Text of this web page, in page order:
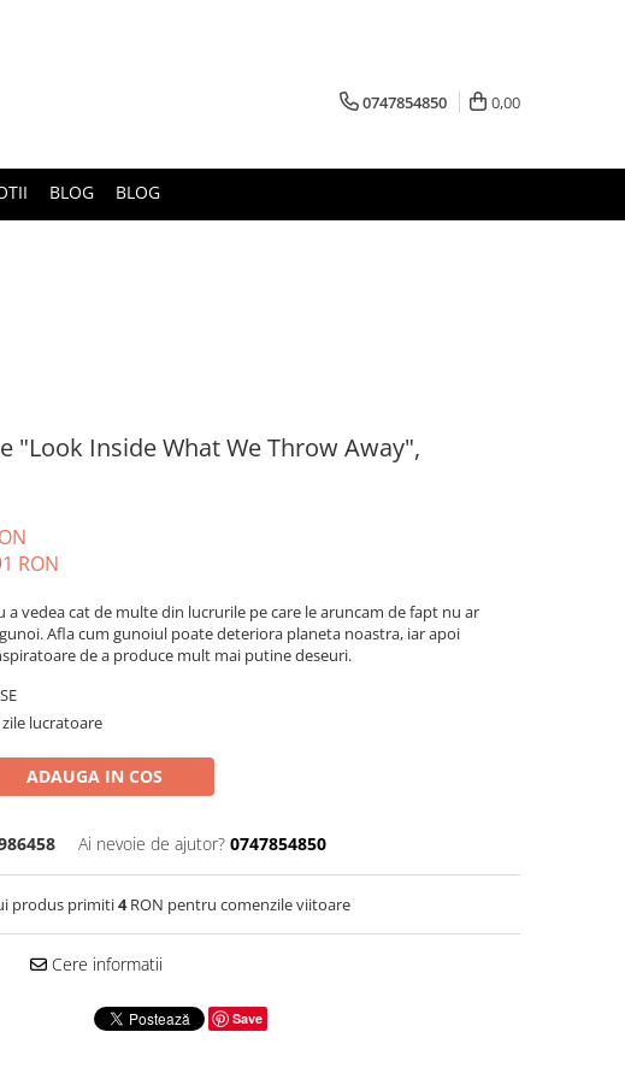
0747854850 0,00
BLOG BLOG
"Look Inside What We Throw Away",
RON
a vedea cat de multe din lucrurile pe care le aruncam de fapt nu ar
Afla cum gunoiul poate deteriora planeta noastra, iar apoi
de a produce mult mai putine deseuri.
zile lucratoare
ADAUGA IN COS
Ai nevoie de ajutor? 0747854850
produs primiti4RON pentru comenzile viitoare
Cere informatii
Save